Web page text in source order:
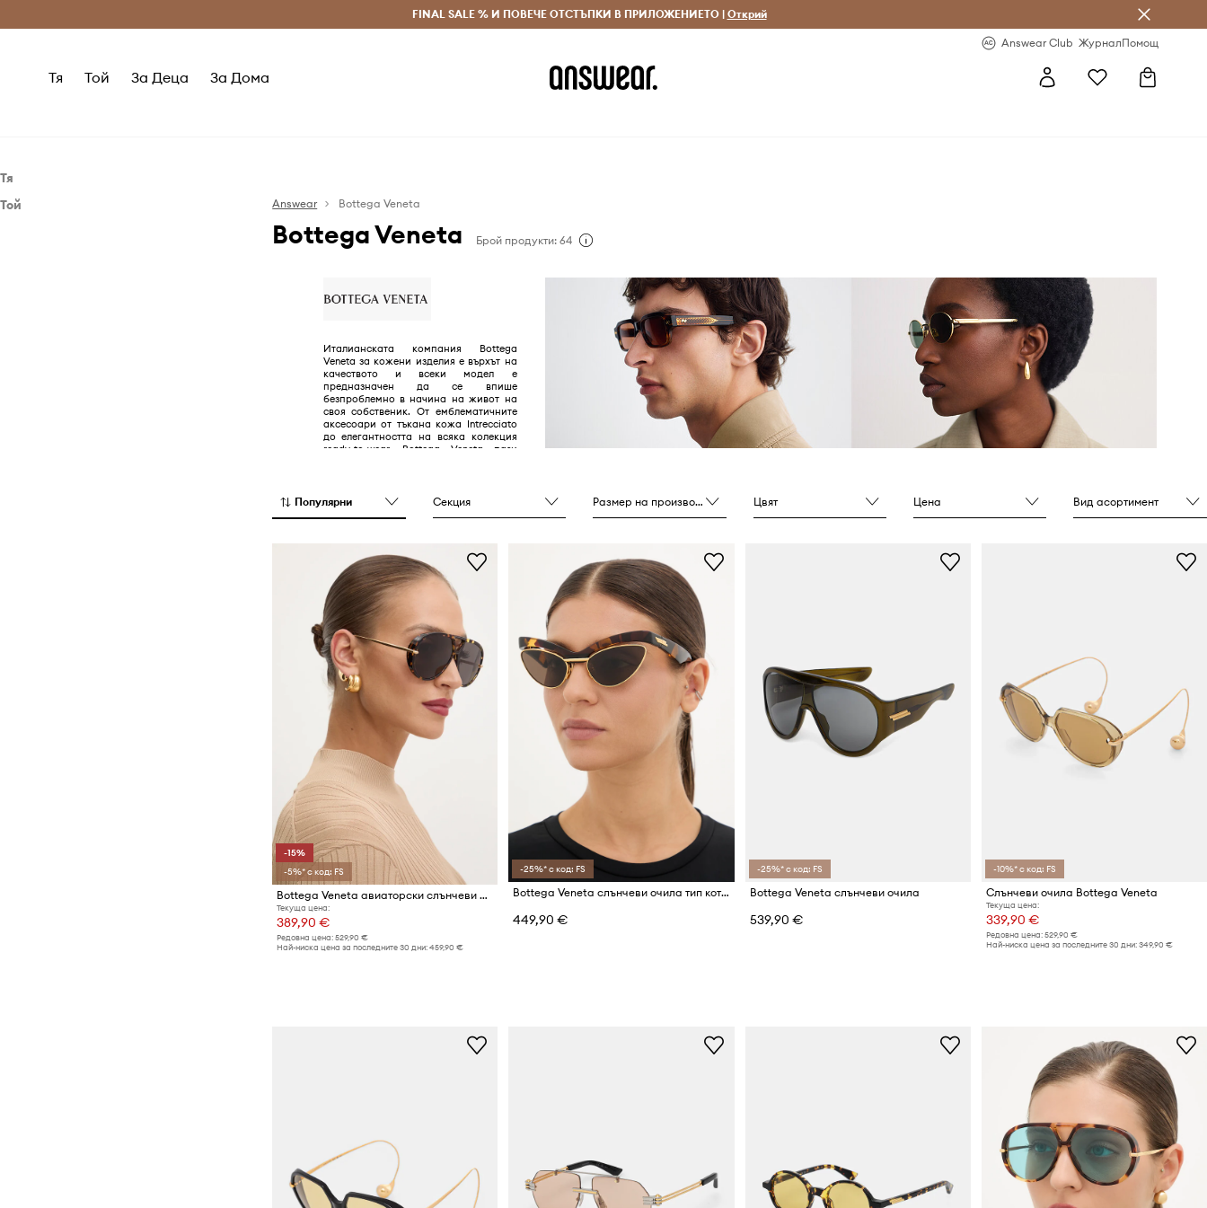
Безплатни доставка и връщане за поръчки над 70 EUR Доставка 1-5 дни
FINAL SALE % И ПОВЕЧЕ ОТСТЪПКИ В ПРИЛОЖЕНИЕТО | Открий
Answear Club ЖурналПомощ
Тя Той За Деца За Дома
Тя
Той
Answear Bottega Veneta
Bottega Veneta Брой продукти: 64
Италианската компания Bottega
Veneta за кожени изделия е върхът на
качеството и всеки модел е
предназначен да се впише
безпроблемно в начина на живот на
своя собственик. От емблематичните
аксесоари от тъкана кожа Intrecciato
до елегантността на всяка колекция
ready-to-wear, Bottega Veneta пази
износване в продължение на години
напред, но също така трябва да
Популярни Секция Размер на производителя Цвят Цена Вид асортимент
-15%
-5%* с код: FS
Bottega Veneta авиаторски слънчеви очила дамски
Текуща цена:
389,90 €
Редовна цена: 529,90 €
Най-ниска цена за последните 30 дни: 459,90 €
-25%* с код: FS
Bottega Veneta слънчеви очила тип котешко око дамски
449,90 €
-25%* с код: FS
Bottega Veneta слънчеви очила
539,90 €
-10%* с код: FS
Слънчеви очила Bottega Veneta
Текуща цена:
339,90 €
Редовна цена: 529,90 €
Най-ниска цена за последните 30 дни: 349,90 €